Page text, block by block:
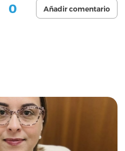
0 Añadir comentario